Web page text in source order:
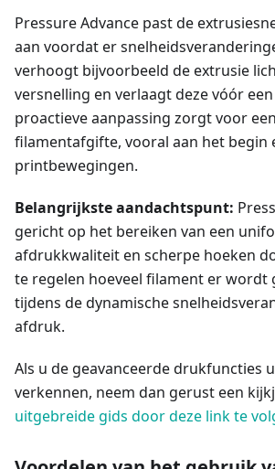
Pressure Advance past de
aan voordat er
verhoogt bijvoorbeeld de extrusie
versnelling en verlaagt deze vóór
proactieve aanpassing zorgt voor
filamentafgifte, vooral aan het begin
printbewegingen.
Belangrijkste aandachtspunt:
gericht op het bereiken van een
afdrukkwaliteit en scherpe hoeken
te regelen hoeveel filament er wordt
tijdens de dynamische
afdruk.
Als u de geavanceerde drukfuncties
verkennen, neem dan gerust een
uitgebreide gids door deze link te